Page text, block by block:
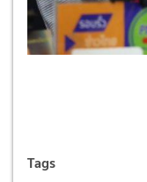
Tags